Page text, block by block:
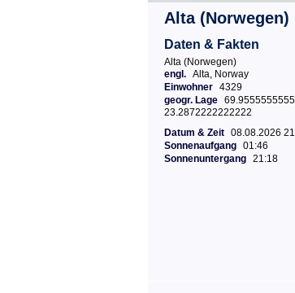
Alta (Norwegen)
Daten & Fakten
Alta (Norwegen)
engl. Alta, Norway
Einwohner 4329
geogr. Lage
23.2872222222222
Datum & Zeit 08.08.2026
Sonnenaufgang 01:46
Sonnenuntergang 21:18